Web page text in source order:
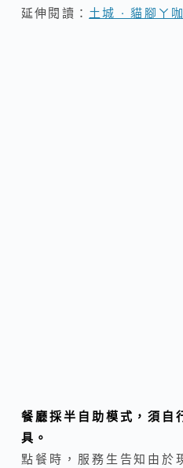
延伸閱讀： 土城 · 貓腳ㄚ
餐廳採半自助模式，須自
具。
點餐時，服務生告知由於